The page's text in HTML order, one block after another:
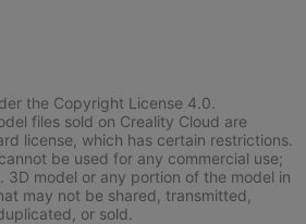
the Copyright License 4.0.
files sold on Creality Cloud are
license, which has certain restrictions.
be used for any commercial use;
3D model or any portion of the model in
may not be shared, transmitted,
or sold.